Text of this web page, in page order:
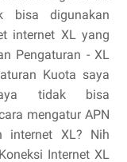
digunakan
internet XL yang
Pengaturan - XL
Kuota saya
tidak bisa
mengatur APN
internet XL? Nih
Internet XL